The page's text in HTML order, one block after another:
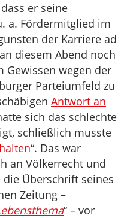
er seine
a. Fördermitglied im
der Karriere ad
diesem Abend noch
Gewissen wegen der
Parteiumfeld zu
Antwort an
sich das schlechte
schließlich musste
“. Das war
an Völkerrecht und
Überschrift seines
Zeitung –
“ – vor